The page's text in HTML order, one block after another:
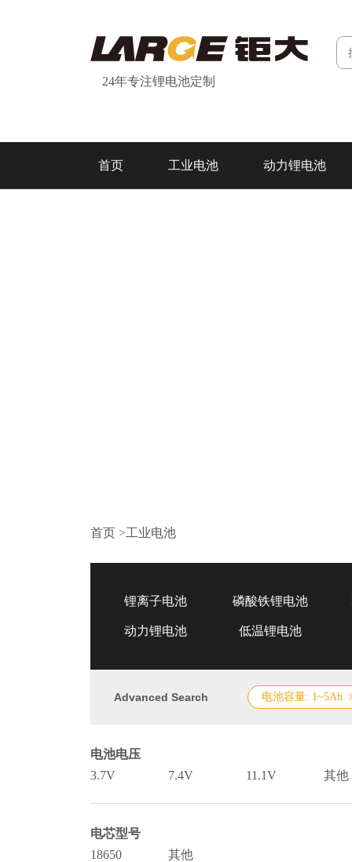
24年专注锂电池定制
首页 工业电池 动力锂电池
首页 >工业电池
锂离子电池 磷酸铁锂电池
动力锂电池 低温锂电池
Advanced Search 电池容量: 1~5Ah
电池电压
3.7V
7.4V 11.1V 其他
电芯型号
18650
其他